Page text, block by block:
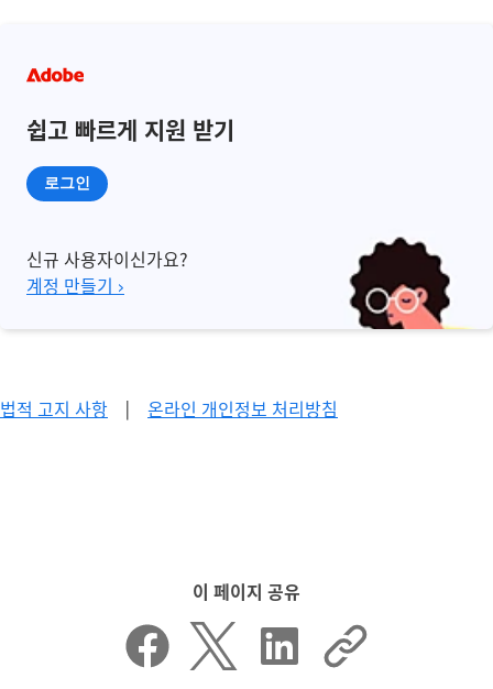
쉽고 빠르게 지원 받기
로그인
신규 사용자이신가요?
계정 만들기 ›
법적 고지 사항 | 온라인 개인정보 처리방침
이 페이지 공유